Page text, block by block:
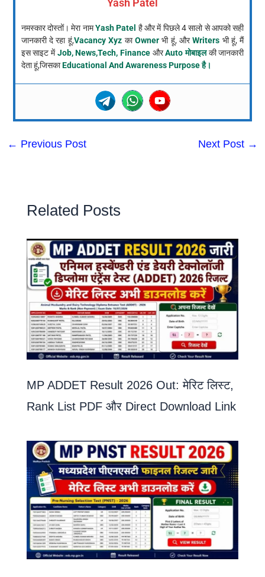
नमस्कार दोस्तों। मेरा नामYash Patel है और में पिछले 4 सालो से आपको सही
जानकारी दे रहा हूं,Vacancy Xyz काOwnerभी हूं, औरWriters भी हूं, मैं
इस साइट मेंJob, News,Tech, Finance औरAuto मोबाइलकी जानकारी
देता हूं,जिसकाEducational And Awareness Purpose है।
← Previous Post Next Post →
Related Posts
MP ADDET Result 2026 Out: मेरिट लिस्ट,
Rank List PDF और Direct Download Link